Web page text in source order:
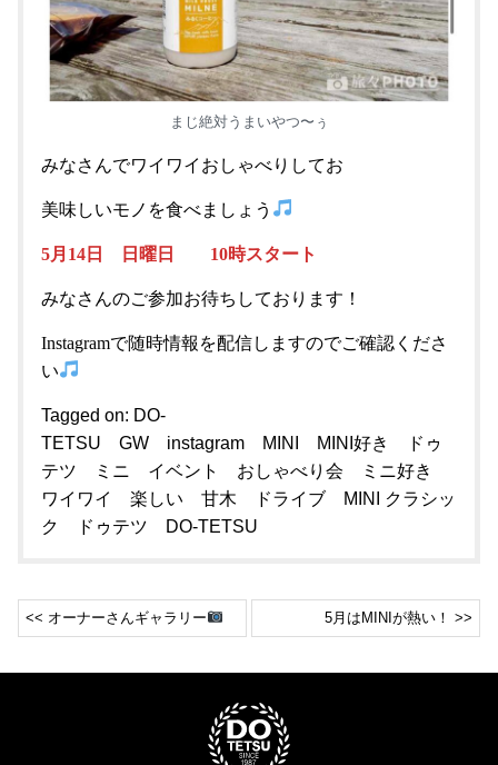
まじ絶対うまいやつ〜ぅ
みなさんでワイワイおしゃべりしてお
美味しいモノを食べましょう
5月14日 日曜日 10時スタート
みなさんのご参加お待ちしております！
Instagramで随時情報を配信しますのでご確認くださ
い
Tagged on: DO-
TETSU
GW instagram MINI MINI好き
ドゥ
テツ
ミニ イベント おしゃべり会 ミニ好き
ワイワイ 楽しい 甘木 ドライブ MINI クラシッ
ク ドゥテツ DO-TETSU
<< オーナーさんギャラリー 5月はMINIが熱い！ >>